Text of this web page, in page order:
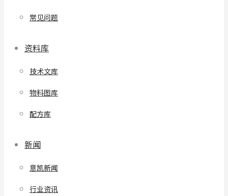
常见问题
资料库
技术文库
物料图库
配方库
新闻
意凯新闻
行业资讯